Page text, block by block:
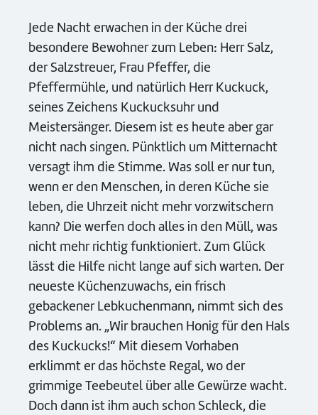
Jede Nacht erwachen in der Küche drei
besondere Bewohner zum Leben: Herr Salz,
der Salzstreuer, Frau Pfeffer, die
Pfeffermühle, und natürlich Herr Kuckuck,
seines Zeichens Kuckucksuhr und
Meistersänger. Diesem ist es heute aber gar
nicht nach singen. Pünktlich um Mitternacht
versagt ihm die Stimme. Was soll er nur tun,
wenn er den Menschen, in deren Küche sie
leben, die Uhrzeit nicht mehr vorzwitschern
kann? Die werfen doch alles in den Müll, was
nicht mehr richtig funktioniert. Zum Glück
lässt die Hilfe nicht lange auf sich warten. Der
neueste Küchenzuwachs, ein frisch
gebackener Lebkuchenmann, nimmt sich des
Problems an. „Wir brauchen Honig für den Hals
des Kuckucks!“ Mit diesem Vorhaben
erklimmt er das höchste Regal, wo der
grimmige Teebeutel über alle Gewürze wacht.
Doch dann ist ihm auch schon Schleck, die